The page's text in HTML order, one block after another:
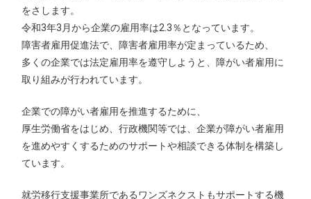
をさします。
令和3年3月から企業の雇用率は2.3％となっています。
障害者雇用促進法で、障害者雇用率が定まっているため、
多くの企業では法定雇用率を遵守しようと、障がい者雇用に
取り組みが行われています。
企業での障がい者雇用を推進するために、
厚生労働省をはじめ、行政機関等では、企業が障がい者雇用
を進めやすくするためのサポートや相談できる体制を構築し
ています。
就労移行支援事業所であるワンズネクストもサポートする機